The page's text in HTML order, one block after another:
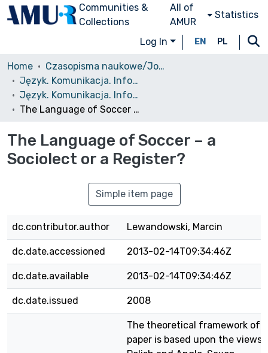
Communities &
Collections
All of
AMUR
Statistics
Log In EN PL
Home
Czasopisma naukowe/Journals
Język. Komunikacja. Informacja
Język. Komunikacja. Informacja, 2008, tom 3
The Language of Soccer – a Sociolect or a Register?
The Language of Soccer – a
Sociolect or a Register?
Simple item page
dc.contributor.author Lewandowski, Marcin
dc.date.accessioned 2013-02-14T09:34:46Z
dc.date.available 2013-02-14T09:34:46Z
dc.date.issued 2008
The theoretical framework of
paper is based upon the views